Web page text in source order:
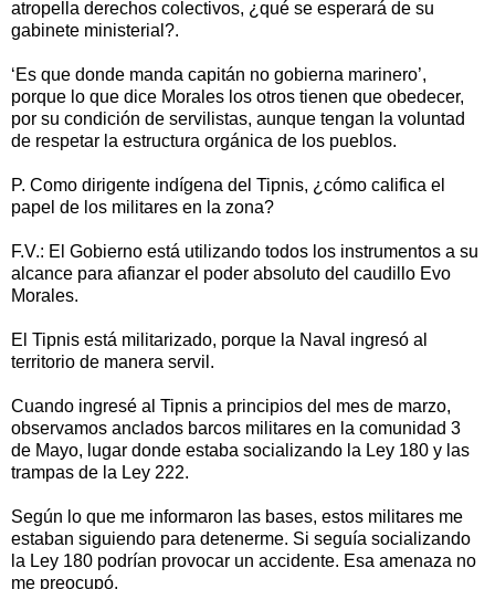
atropella derechos colectivos, ¿qué se esperará de su
gabinete ministerial?.
‘Es que donde manda capitán no gobierna marinero’,
porque lo que dice Morales los otros tienen que obedecer,
por su condición de servilistas, aunque tengan la voluntad
de respetar la estructura orgánica de los pueblos.
P. Como dirigente indígena del Tipnis, ¿cómo califica el
papel de los militares en la zona?
F.V.: El Gobierno está utilizando todos los instrumentos a su
alcance para afianzar el poder absoluto del caudillo Evo
Morales.
El Tipnis está militarizado, porque la Naval ingresó al
territorio de manera servil.
Cuando ingresé al Tipnis a principios del mes de marzo,
observamos anclados barcos militares en la comunidad 3
de Mayo, lugar donde estaba socializando la Ley 180 y las
trampas de la Ley 222.
Según lo que me informaron las bases, estos militares me
estaban siguiendo para detenerme. Si seguía socializando
la Ley 180 podrían provocar un accidente. Esa amenaza no
me preocupó.